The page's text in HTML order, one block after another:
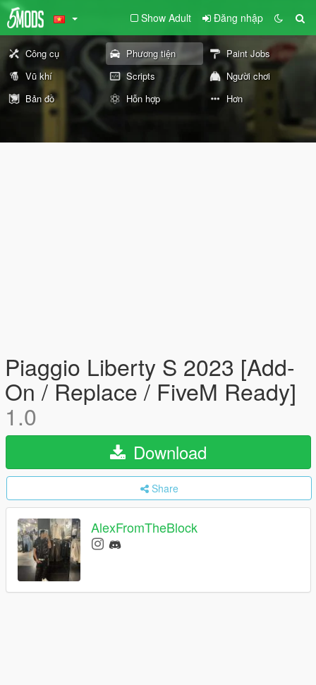
Show Adult Đăng nhập
Công cụ Phương tiện
Paint Jobs
Vũ khí
Scripts
Người chơi
Bản đồ
Hỗn hợp Hơn
Piaggio Liberty S 2023 [Add-
On / Replace / FiveM Ready]
1.0
Download
Share
AlexFromTheBlock